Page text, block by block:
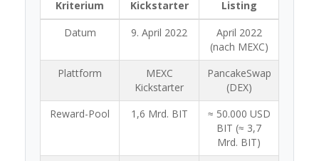
Kriterium
Kickstarter
Listing
Datum
9. April 2022
April 2022
(nach MEXC)
Plattform
MEXC
Kickstarter
PancakeSwap
(DEX)
Reward-Pool
1,6 Mrd. BIT
≈ 50.000 USD
BIT (≈ 3,7
Mrd. BIT)